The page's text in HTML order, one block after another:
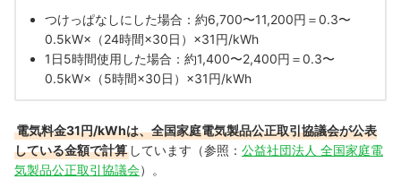
つけっぱなしにした場合：約6,700〜11,200円＝0.3〜
0.5kW×（24時間×30日）×31円/kWh
1日5時間使用した場合：約1,400〜2,400円＝0.3〜
0.5kW×（5時間×30日）×31円/kWh
電気料金31円/kWhは、全国家庭電気製品公正取引協議会が公表
している金額で計算 しています（参照： 公益社団法人 全国家庭電
気製品公正取引協議会）。